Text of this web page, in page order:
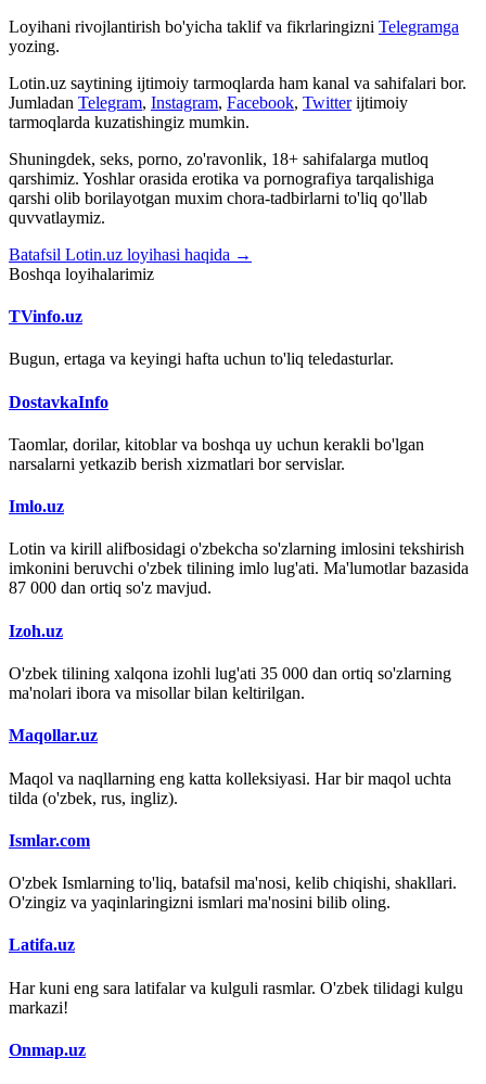
Loyihani rivojlantirish bo'yicha taklif va fikrlaringizni Telegramga
yozing.
Lotin.uz saytining ijtimoiy tarmoqlarda ham kanal va sahifalari bor.
Jumladan Telegram, Instagram, Facebook, Twitter ijtimoiy
tarmoqlarda kuzatishingiz mumkin.
Shuningdek, seks, porno, zo'ravonlik, 18+ sahifalarga mutloq
qarshimiz. Yoshlar orasida erotika va pornografiya tarqalishiga
qarshi olib borilayotgan muxim chora-tadbirlarni to'liq qo'llab
quvvatlaymiz.
Batafsil Lotin.uz loyihasi haqida →
Boshqa loyihalarimiz
TVinfo.uz
Bugun, ertaga va keyingi hafta uchun to'liq teledasturlar.
DostavkaInfo
Taomlar, dorilar, kitoblar va boshqa uy uchun kerakli bo'lgan
narsalarni yetkazib berish xizmatlari bor servislar.
Imlo.uz
Lotin va kirill alifbosidagi o'zbekcha so'zlarning imlosini tekshirish
imkonini beruvchi o'zbek tilining imlo lug'ati. Ma'lumotlar bazasida
87 000 dan ortiq so'z mavjud.
Izoh.uz
O'zbek tilining xalqona izohli lug'ati 35 000 dan ortiq so'zlarning
ma'nolari ibora va misollar bilan keltirilgan.
Maqollar.uz
Maqol va naqllarning eng katta kolleksiyasi. Har bir maqol uchta
tilda (o'zbek, rus, ingliz).
Ismlar.com
O'zbek Ismlarning to'liq, batafsil ma'nosi, kelib chiqishi, shakllari.
O'zingiz va yaqinlaringizni ismlari ma'nosini bilib oling.
Latifa.uz
Har kuni eng sara latifalar va kulguli rasmlar. O'zbek tilidagi kulgu
markazi!
Onmap.uz